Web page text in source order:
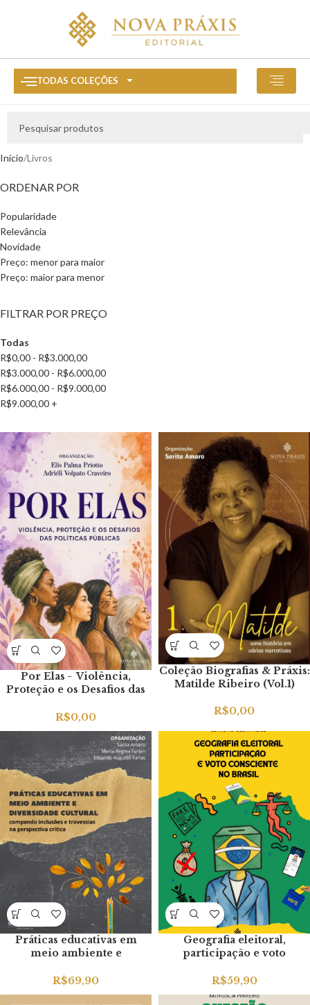
TODAS COLEÇÕES
Início Livros
ORDENAR POR
Popularidade
Relevância
Novidade
Preço: menor para maior
Preço: maior para menor
FILTRAR POR PREÇO
Todas
R$0,00 - R$3.000,00
R$3.000,00 - R$6.000,00
R$6.000,00 - R$9.000,00
R$9.000,00 +
Por Elas - Violência,
Proteção e os Desafios das
R$0,00
Coleção Biografias & Práxis:
Matilde Ribeiro (Vol.1)
R$0,00
Práticas educativas em
meio ambiente e
R$69,90
Geografia eleitoral,
participação e voto
R$59,90